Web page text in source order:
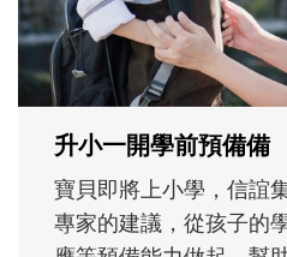
大。從給予安全感的肢
主、角色認同及解決問
正嘗試用不同的模樣，